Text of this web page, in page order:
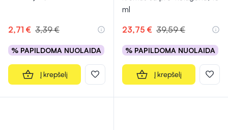
2,71 € 3,39 €
% PAPILDOMA NUOLAIDA
Į krepšelį
ml
23,75 € 39,59 €
% PAPILDOMA NUOLAIDA
Į krepšelį